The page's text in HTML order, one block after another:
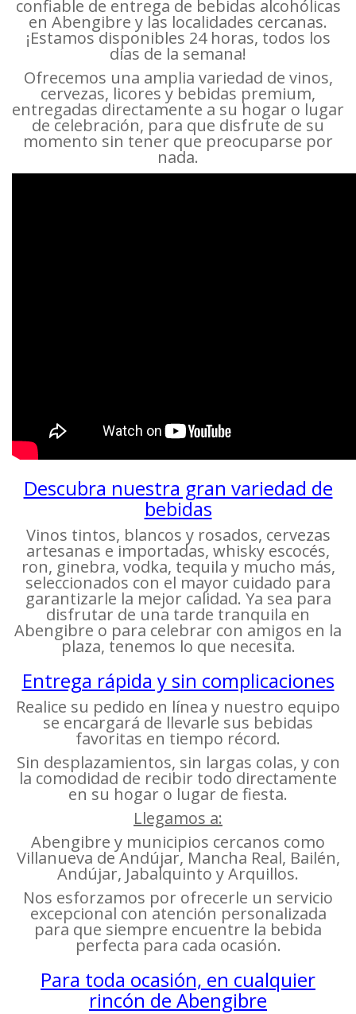
confiable de entrega de bebidas alcohólicas
en Abengibre y las localidades cercanas.
¡Estamos disponibles 24 horas, todos los
días de la semana!
Ofrecemos una amplia variedad de vinos,
cervezas, licores y bebidas premium,
entregadas directamente a su hogar o lugar
de celebración, para que disfrute de su
momento sin tener que preocuparse por
nada.
Descubra nuestra gran variedad de
bebidas
Vinos tintos, blancos y rosados, cervezas
artesanas e importadas, whisky escocés,
ron, ginebra, vodka, tequila y mucho más,
seleccionados con el mayor cuidado para
garantizarle la mejor calidad. Ya sea para
disfrutar de una tarde tranquila en
Abengibre o para celebrar con amigos en la
plaza, tenemos lo que necesita.
Entrega rápida y sin complicaciones
Realice su pedido en línea y nuestro equipo
se encargará de llevarle sus bebidas
favoritas en tiempo récord.
Sin desplazamientos, sin largas colas, y con
la comodidad de recibir todo directamente
en su hogar o lugar de fiesta.
Llegamos a:
Abengibre y municipios cercanos como
Villanueva de Andújar, Mancha Real, Bailén,
Andújar, Jabalquinto y Arquillos.
Nos esforzamos por ofrecerle un servicio
excepcional con atención personalizada
para que siempre encuentre la bebida
perfecta para cada ocasión.
Para toda ocasión, en cualquier
rincón de Abengibre